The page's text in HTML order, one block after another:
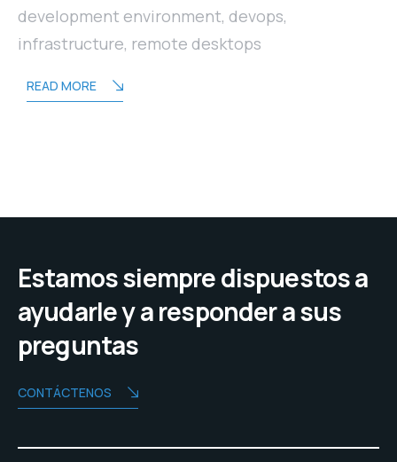
development environment, devops,
infrastructure, remote desktops
READ MORE
Estamos siempre dispuestos a
ayudarle y a responder a sus
preguntas
CONTÁCTENOS